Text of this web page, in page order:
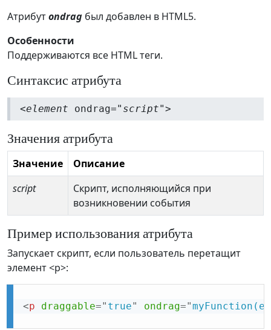
Атрибутondrag был добавлен в HTML5.
Особенности
Поддерживаются все HTML теги.
Синтаксис атрибута
<element ondrag=" script">
Значения атрибута
Значение
Описание
script
Скрипт, исполняющийся при
возникновении события
Пример использования атрибута
Запускает скрипт, если пользователь перетащит
элемент <p>:
<p draggable=" true" ondrag="